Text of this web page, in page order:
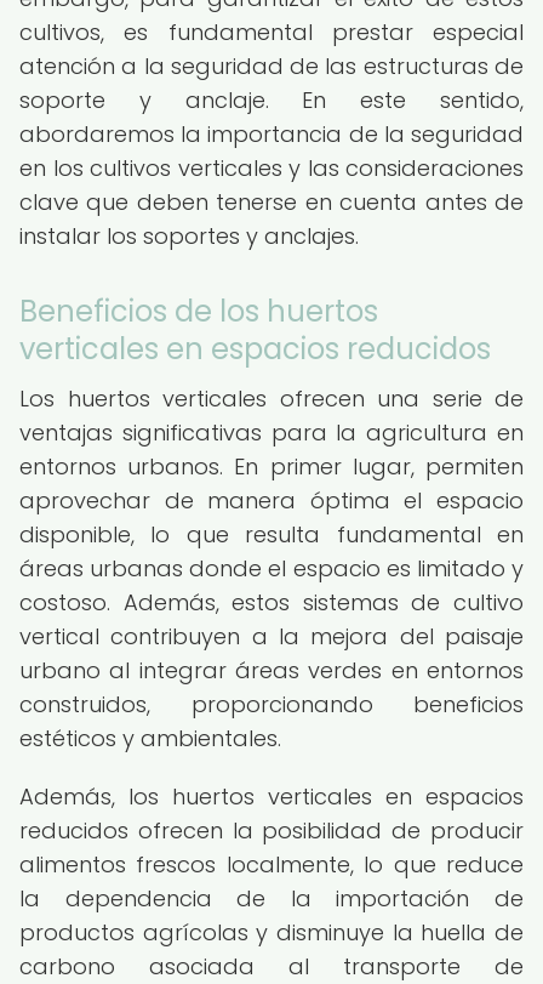
cultivos, es fundamental prestar especial
atención a la seguridad de las estructuras de
soporte y anclaje. En este sentido,
abordaremos la importancia de la seguridad
en los cultivos verticales y las consideraciones
clave que deben tenerse en cuenta antes de
instalar los soportes y anclajes.
Beneficios de los huertos
verticales en espacios reducidos
Los huertos verticales ofrecen una serie de
ventajas significativas para la agricultura en
entornos urbanos. En primer lugar, permiten
aprovechar de manera óptima el espacio
disponible, lo que resulta fundamental en
áreas urbanas donde el espacio es limitado y
costoso. Además, estos sistemas de cultivo
vertical contribuyen a la mejora del paisaje
urbano al integrar áreas verdes en entornos
construidos, proporcionando beneficios
estéticos y ambientales.
Además, los huertos verticales en espacios
reducidos ofrecen la posibilidad de producir
alimentos frescos localmente, lo que reduce
la dependencia de la importación de
productos agrícolas y disminuye la huella de
carbono asociada al transporte de